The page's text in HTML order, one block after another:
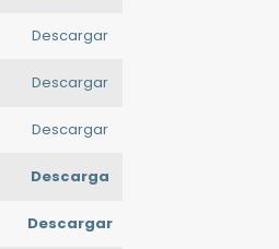
Descargar
Descargar
Descargar
Descarga
Descargar